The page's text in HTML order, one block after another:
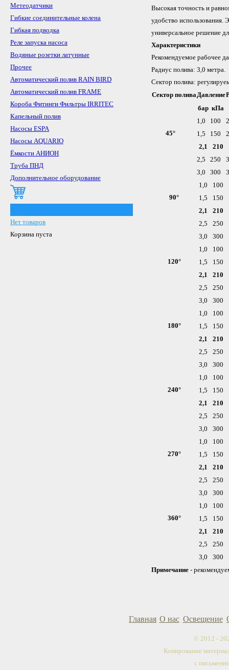
Метеодатчики
Гибкие соединительные колена
Гибкая подводка
Реле запуска насоса
Водяные розетки латунные
Прочее
Автоматический полив RAIN BIRD
Автоматический полив FRAME
Короба Фитинги Фильтры IRRITEC
Капельный полив
Насосы ESPA
Насосы AQUARIO
Ёмкости АНИОН
Труба ПНД
Дополнительное оборудование
Нет товаров
Корзина пуста
Высокая точность и
удобство использования.
универсальное решение
Характеристики
Рекомендуемое рабочее
Радиус полива: 3,0 метра.
Сектор полива:
Сектор поливаДавление
бар кПа
45°
1,0 100
1,5
150
2,1
210
2,5
250
3,0
300
90°
1,0
100
1,5
150
2,1
210
2,5
250
3,0
300
120°
1,0
100
1,5
150
2,1
210
2,5
250
3,0
300
180°
1,0
100
1,5
150
2,1
210
2,5
250
3,0
300
240°
1,0
100
1,5
150
2,1
210
2,5
250
3,0
300
270°
1,0
100
1,5
150
2,1
210
2,5
250
3,0
300
360°
1,0
100
1,5
150
2,1
210
2,5
250
3,0
300
Примечание -
Главная О нас Освещение
© 2012 -
Копирование
с